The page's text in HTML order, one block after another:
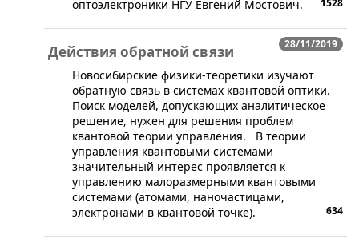
оптоэлектроники НГУ Евгений Мостович.
28/11/2019
Действия обратной связи
​Новосибирские физики-теоретики изучают
обратную связь в системах квантовой оптики.
Поиск моделей, допускающих аналитическое
решение, нужен для решения проблем
квантовой теории управления. В теории
управления квантовыми системами
значительный интерес проявляется к
управлению малоразмерными квантовыми
системами (атомами, наночастицами,
электронами в квантовой точке).
634